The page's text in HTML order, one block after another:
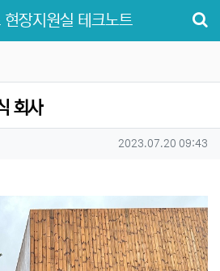
장지원실 테크노트
회사
작성일
2023.07.20 09:43